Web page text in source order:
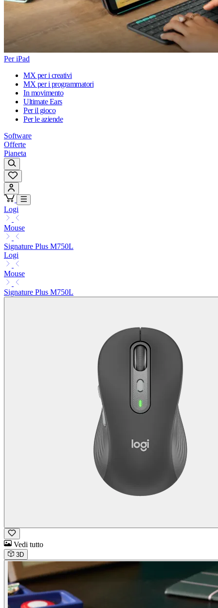
Per iPad
MX per i creativi
MX per i programmatori
In movimento
Ultimate Ears
Per il gioco
Per le aziende
Software
Offerte
Pianeta
Logi
Mouse
Signature Plus M750L
Logi
Mouse
Signature Plus M750L
Vedi tutto
3D